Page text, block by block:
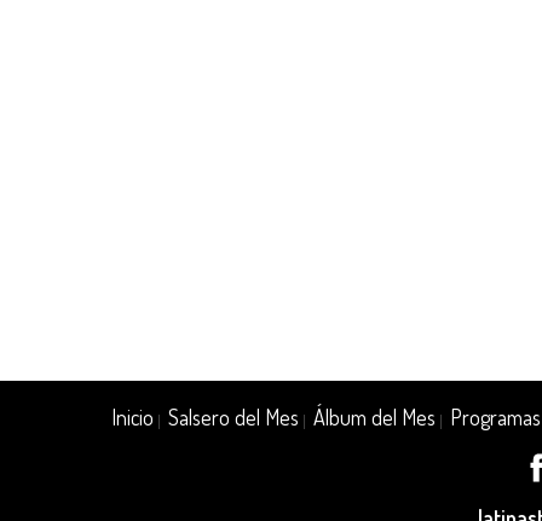
Inicio |Salsero del Mes |Álbum del Mes Programas